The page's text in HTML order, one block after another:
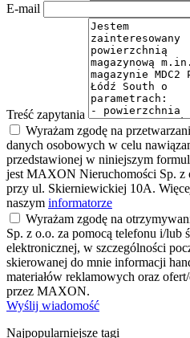
E-mail
Treść zapytania
Wyrażam zgodę na
danych osobowych w celu
przedstawionej w niniejszym
jest MAXON Nieruchomości Sp. z
przy ul. Skierniewickiej 10A.
naszym informatorze
Wyrażam zgodę na
Sp. z o.o. za pomocą telefonu i/lub
elektronicznej, w szczególności
skierowanej do mnie informacji
materiałów reklamowych oraz
przez MAXON.
Wyślij wiadomość
Najpopularniejsze tagi